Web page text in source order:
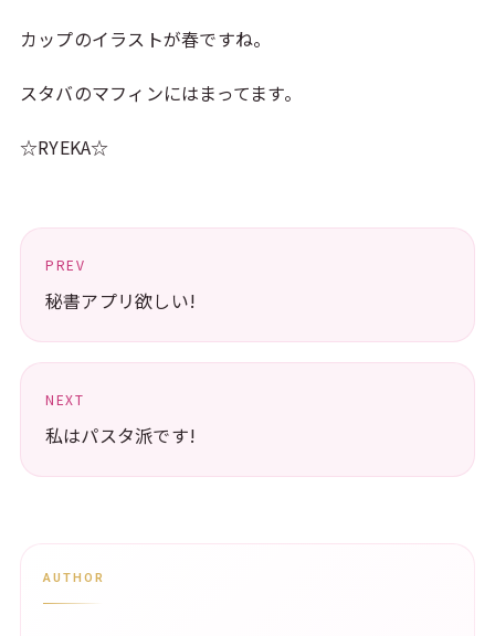
カップのイラストが春ですね。
スタバのマフィンにはまってます。
☆RYEKA☆
PREV
秘書アプリ欲しい!
NEXT
私はパスタ派です!
AUTHOR